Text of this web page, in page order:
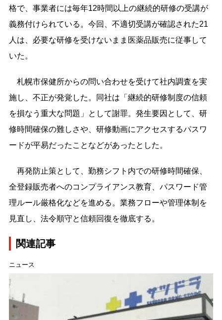
格で、事業者には毎年12時間以上の継続的研修の受講が
義務付けられている。今回、不適切受講が確認された21
人は、必要な研修を受けないまま医薬品販売に従事して
いた。
札幌市保健所からの問い合わせを受けて社内調査を実
施し、不正が発覚した。同社は「継続的研修制度の信頼
を損なう重大な問題」として謝罪。発生要因として、研
修時間確保の難しさや、研修動画にアクセスするパスワ
ードが平易だったことなどがあったとした。
再発防止策として、勤務シフト内での研修時間確保、
全登録販売者へのコンプライアンス教育、パスワード管
理ルール厳格化などを進める。業務フローや管理体制を
見直し、法令順守と信頼回復を徹底する。
関連記事
ニュース